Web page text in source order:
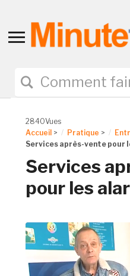
Toggle
navigation
2840Vues
Accueil > Pratique >
Services après-vente pour
Services
pour les